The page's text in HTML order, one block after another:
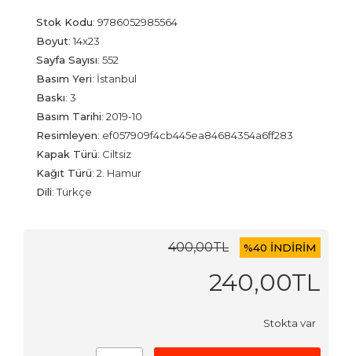
Stok Kodu: 9786052985564
Boyut: 14x23
Sayfa Sayısı: 552
Basım Yeri: İstanbul
Baskı: 3
Basım Tarihi: 2019-10
Resimleyen: ef057909f4cb445ea84684354a6ff283
Kapak Türü: Ciltsiz
Kağıt Türü: 2. Hamur
Dili:Türkçe
400,00TL %40 İNDİRİM
240,00TL
Stokta var